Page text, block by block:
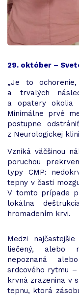
29. október –
„Je to
a trvalých
a opatery okolia
Minimálne prvé
postupne
z Neurologickej
Vzniká väčšinou
poruchou
typy CMP:
tepny v časti
V tomto prípade
lokálna
hromadením krvi.
Medzi
liečený, alebo
nepoznaná
srdcového rytmu
krvná zrazenina v
tepnu, ktorá